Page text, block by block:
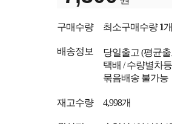
구매수량 최소구매수량1개
배송정보 당일출고 (평균
택배 / 수량별차
묶음배송 불가능
재고수량 4,998개